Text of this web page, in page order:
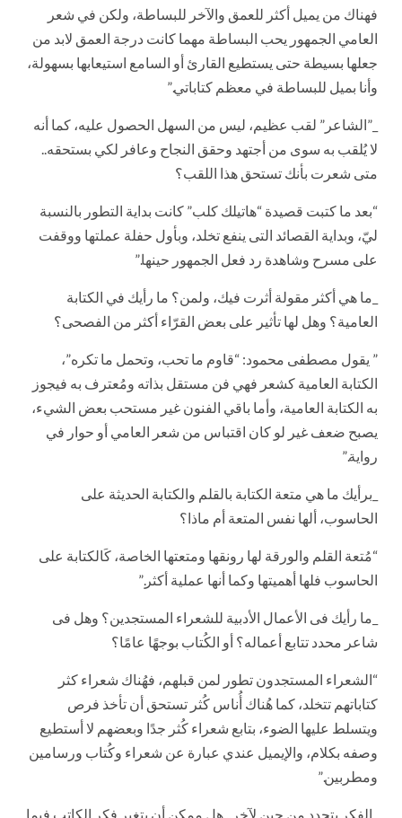
فهناك من يميل أكثر للعمق والآخر للبساطة، ولكن في شعر
العامي الجمهور يحب البساطة مهما كانت درجة العمق لابد من
جعلها بسيطة حتى يستطيع القارئ أو السامع استيعابها بسهولة،
وأنا بميل للبساطة في معظم كتاباتي.”
_”الشاعر” لقب عظيم، ليس من السهل الحصول عليه، كما أنه
لا يُلقب به سوى من أجتهد وحقق النجاح وعافر لكي بستحقه..
متى شعرت بأنك تستحق هذا اللقب؟
“بعد ما كتبت قصيدة “هاتيلك كلب” كانت بداية التطور بالنسبة
ليّ، وبداية القصائد التى ينفع تخلد، وبأول حفلة عملتها ووقفت
على مسرح وشاهدة رد فعل الجمهور حينها.”
_ما هي أكثر مقولة أثرت فيك، ولمن؟ ما رأيك في الكتابة
العامية؟ وهل لها تأثير على بعض القرّاء أكثر من الفصحى؟
” يقول مصطفى محمود: “قاوم ما تحب، وتحمل ما تكره”،
الكتابة العامية كشعر فهي فن مستقل بذاته ومُعترف به فيجوز
به الكتابة العامية، وأما باقي الفنون غير مستحب بعض الشيء،
يصبح ضعف غير لو كان اقتباس من شعر العامي أو حوار في
رواية.”
_برأيك ما هي متعة الكتابة بالقلم والكتابة الحديثة على
الحاسوب، ألها نفس المتعة أم ماذا؟
“مُتعة القلم والورقة لها رونقها ومتعتها الخاصة، كَالكتابة على
الحاسوب فلها أهميتها وكما أنها عملية أكثر.”
_ما رأيك فى الأعمال الأدبية للشعراء المستجدين؟ وهل فى
شاعر محدد تتابع أعماله؟ أو الكُتاب بوجهًا عامًا؟
“الشعراء المستجدون تطور لمن قبلهم، فهُناك شعراء كثر
كتاباتهم تتخلد، كما هُناك أُناس كُثر تستحق أن تأخذ فرص
ويتسلط عليها الضوء، بتابع شعراء كُثر جدًا وبعضهم لا أستطيع
وصفه بكلام، والإيميل عندي عبارة عن شعراء وكُتاب ورسامين
ومطربين.”
_الفكر يتجدد من حين لآخر.. هل ممكن أن يتغير فكر الكاتب فيما